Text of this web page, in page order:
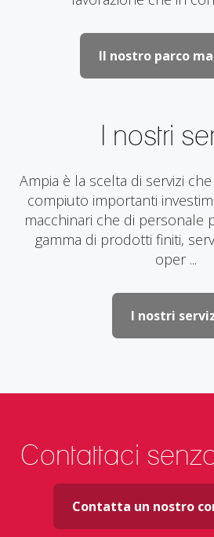
Il nostro parco
I nostri
Ampia è la scelta di servizi
compiuto importanti
macchinari che di personale
gamma di prodotti finiti,
oper ...
I nostri
Contattaci
Contatta un nostro